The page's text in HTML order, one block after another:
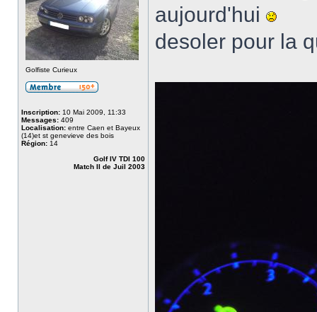
Golfiste Curieux
Inscription: 10 Mai 2009, 11:33
Messages: 409
Localisation: entre Caen et Bayeux
(14)et st genevieve des bois
Région: 14
Golf IV TDI 100
Match II de Juil 2003
aujourd'hui
desoler pour la